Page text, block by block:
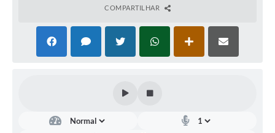
COMPARTILHAR